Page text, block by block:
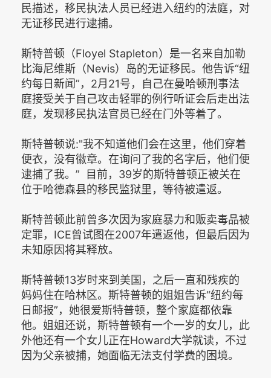
民描述，移民执法人员已经进入纽约的法庭，对
无证移民进行逮捕。
斯特普顿（Floyel Stapleton）是一名来自加勒
比海尼维斯（Nevis）岛的无证移民。他告诉“纽
约每日新闻”，2月21号，自己在曼哈顿刑事法
庭接受关于自己攻击轻罪的例行听证会后走出法
庭，发现移民执法官员已经在门外等着了。
斯特普顿说:"我不知道他们会在这里，他们穿着
便衣，没有徽章。在询问了我的名字后，他们便
逮捕了我。” 目前，39岁的斯特普顿正被关在
位于哈德森县的移民监狱里，等待被遣返。
斯特普顿此前曾多次因为家庭暴力和贩卖毒品被
定罪，ICE曾试图在2007年遣返他，但最后因为
未知原因将其释放。
斯特普顿13岁时来到美国，之后一直和残疾的
妈妈住在哈林区。斯特普顿的姐姐告诉“纽约每
日邮报”，她很爱斯特普顿，整个家庭都依靠
他。姐姐还说，斯特普顿有一个一岁的女儿，此
外他还有一个女儿正在Howard大学就读，不过
因为父亲被捕，她面临无法支付学费的困境。